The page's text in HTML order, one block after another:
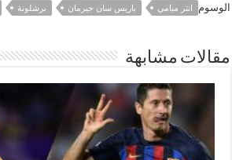
الوسوم انتر ميامي باريس سان جيرمان برشلونة
مقالات مشابهة